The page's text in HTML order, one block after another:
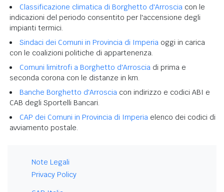
Classificazione climatica di Borghetto d'Arroscia con le
indicazioni del periodo consentito per l'accensione degli
impianti termici.
Sindaci dei Comuni in Provincia di Imperia oggi in carica
con le coalizioni politiche di appartenenza.
Comuni limitrofi a Borghetto d'Arroscia di prima e
seconda corona con le distanze in km.
Banche Borghetto d'Arroscia con indirizzo e codici ABI e
CAB degli Sportelli Bancari.
CAP dei Comuni in Provincia di Imperia elenco dei codici di
avviamento postale.
Note Legali
Privacy Policy